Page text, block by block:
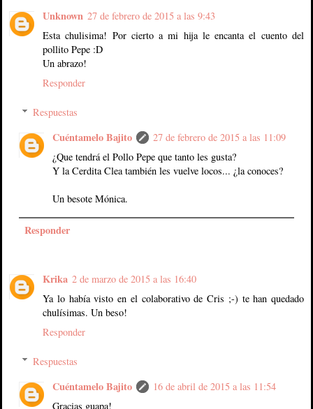
Unknown 27 de febrero de 2015 a las 9:43
Esta chulisima! Por cierto a mi hija le encanta el cuento del
pollito Pepe :D
Un abrazo!
Responder
Respuestas
Cuéntamelo Bajito
27 de febrero de 2015 a las 11:09
¿Que tendrá el Pollo Pepe que tanto les gusta?
Y la Cerdita Clea también les vuelve locos... ¿la conoces?
Un besote Mónica.
Responder
Krika 2 de marzo de 2015 a las 16:40
Ya lo había visto en el colaborativo de Cris ;-) te han quedado
chulísimas. Un beso!
Responder
Respuestas
Cuéntamelo Bajito
16 de abril de 2015 a las 11:54
Gracias guapa!